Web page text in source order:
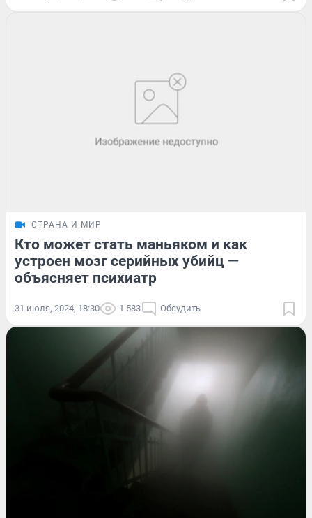
СТРАНА И МИР
Кто может стать маньяком и как
устроен мозг серийных убийц —
объясняет психиатр
31 июля, 2024, 18:30 1 583 Обсудить